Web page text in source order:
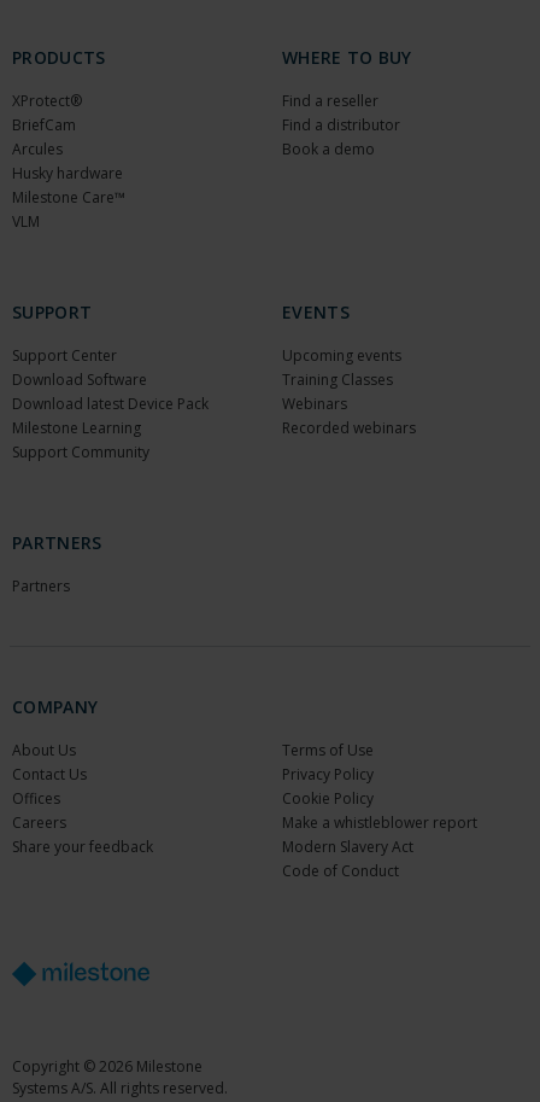
PRODUCTS
XProtect®
BriefCam
Arcules
Husky hardware
Milestone Care™
VLM
WHERE TO BUY
Find a reseller
Find a distributor
Book a demo
SUPPORT
Support Center
Download Software
Download latest Device Pack
Milestone Learning
Support Community
EVENTS
Upcoming events
Training Classes
Webinars
Recorded webinars
PARTNERS
Partners
COMPANY
About Us
Contact Us
Offices
Careers
Share your feedback
Terms of Use
Privacy Policy
Cookie Policy
Make a whistleblower report
Modern Slavery Act
Code of Conduct
Copyright © 2026 Milestone
Systems A/S. All rights reserved.